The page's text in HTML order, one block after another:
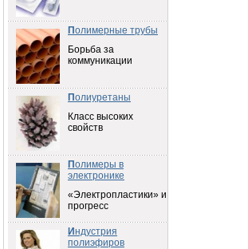
Полимерные трубы
Борьба за
коммуникации
Полиуретаны
Класс высоких
свойств
Полимеры в
электронике
«Электропластики» и
прогресс
Индустрия
полиэфиров